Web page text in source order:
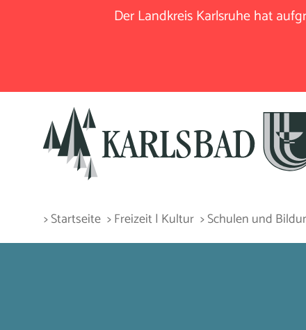
Der Landkreis Karlsruhe hat
> Startseite > Freizeit | Kultur > Schulen und